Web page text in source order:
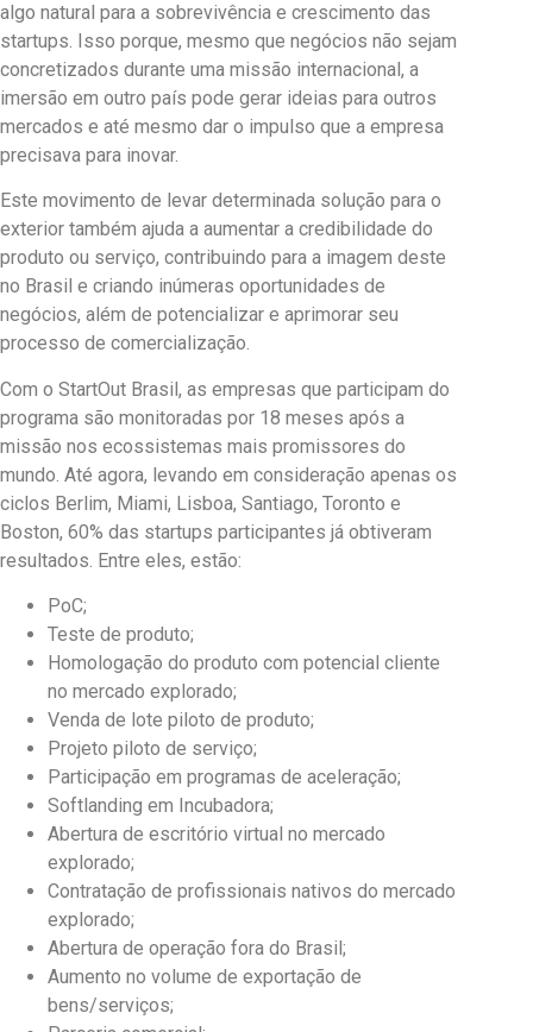
algo natural para a sobrevivência e crescimento das
startups. Isso porque, mesmo que negócios não sejam
concretizados durante uma missão internacional, a
imersão em outro país pode gerar ideias para outros
mercados e até mesmo dar o impulso que a empresa
precisava para inovar.
Este movimento de levar determinada solução para o
exterior também ajuda a aumentar a credibilidade do
produto ou serviço, contribuindo para a imagem deste
no Brasil e criando inúmeras oportunidades de
negócios, além de potencializar e aprimorar seu
processo de comercialização.
Com o StartOut Brasil, as empresas que participam do
programa são monitoradas por 18 meses após a
missão nos ecossistemas mais promissores do
mundo. Até agora, levando em consideração apenas os
ciclos Berlim, Miami, Lisboa, Santiago, Toronto e
Boston, 60% das startups participantes já obtiveram
resultados. Entre eles, estão:
PoC;
Teste de produto;
Homologação do produto com potencial cliente
no mercado explorado;
Venda de lote piloto de produto;
Projeto piloto de serviço;
Participação em programas de aceleração;
Softlanding em Incubadora;
Abertura de escritório virtual no mercado
explorado;
Contratação de profissionais nativos do mercado
explorado;
Abertura de operação fora do Brasil;
Aumento no volume de exportação de
bens/serviços;